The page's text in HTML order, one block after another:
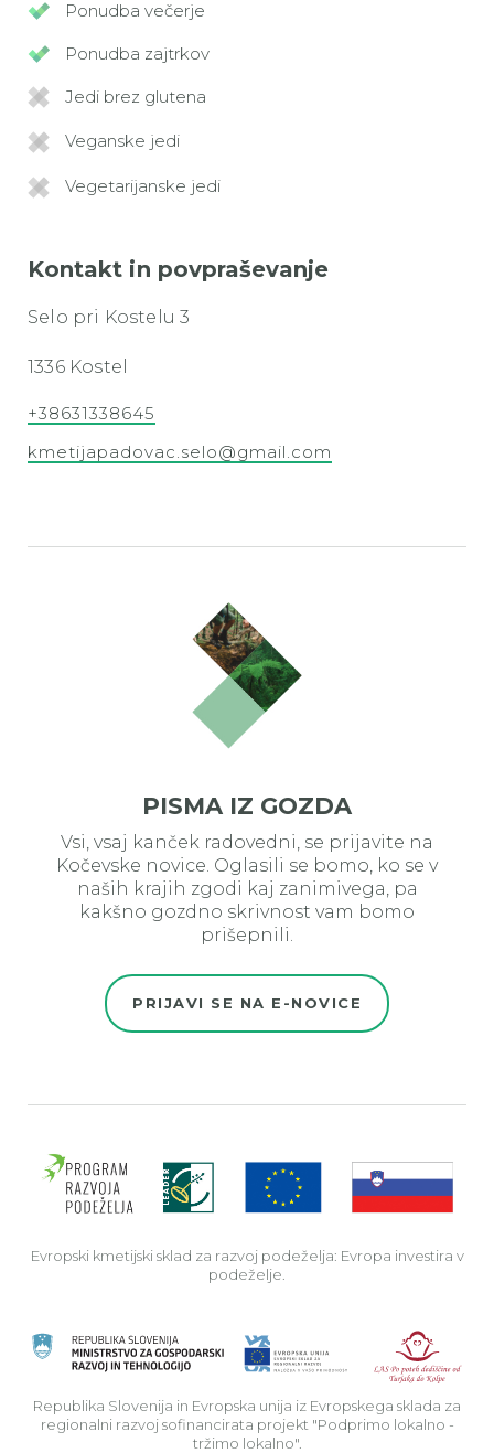
Ponudba večerje
Ponudba zajtrkov
Jedi brez glutena
Veganske jedi
Vegetarijanske jedi
Kontakt in povpraševanje
Selo pri Kostelu 3
1336 Kostel
+38631338645
kmetijapadovac.selo@gmail.com
PISMA IZ GOZDA
Vsi, vsaj kanček radovedni, se prijavite na
Kočevske novice. Oglasili se bomo, ko se v
naših krajih zgodi kaj zanimivega, pa
kakšno gozdno skrivnost vam bomo
prišepnili.
PRIJAVI SE NA E-NOVICE
Evropski kmetijski sklad za razvoj podeželja: Evropa investira v
podeželje.
Republika Slovenija in Evropska unija iz Evropskega sklada za
regionalni razvoj sofinancirata projekt "Podprimo lokalno -
tržimo lokalno".